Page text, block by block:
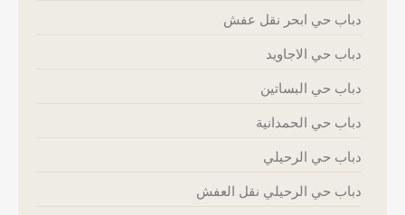
دباب حي ابحر نقل عفش
دباب حي الاجاويد
دباب حي البساتين
دباب حي الحمدانية
دباب حي الرحيلي
دباب حي الرحيلي نقل العفش